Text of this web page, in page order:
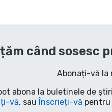
când sosesc
Abonați-vă la
abona la buletinele de
vă, sau Înscrieți-vă pentru